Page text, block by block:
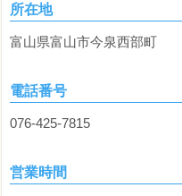
所在地
富山県富山市今泉西部町
電話番号
076-425-7815
営業時間